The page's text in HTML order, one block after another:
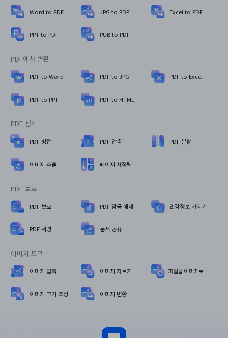
Word to PDF JPG to PDF Excel to PDF
PPT to PDF PUB to PDF
PDF에서 변환
PDF to Word PDF to JPG PDF to Excel
PDF to PPT PDF to HTML
PDF 정리
PDF 병합 PDF 압축 PDF 분할
이미지 추출 페이지 재정렬
PDF 보호
PDF 보호 PDF 잠금 해제 민감정보 가리기
PDF 서명 문서 공유
이미지 도구
이미지 압축 이미지 자르기 파일을 이미지로
이미지 크기 조정 이미지 변환